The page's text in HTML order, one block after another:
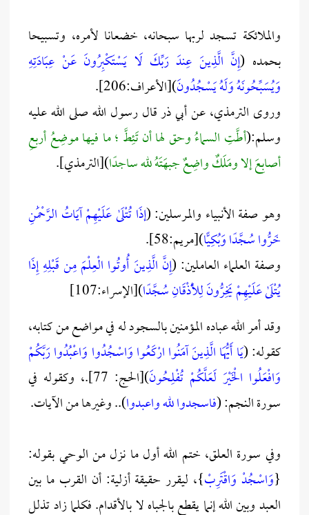
والملائكة تسجد لربها سبحانه، خضعانا لأمره، وتسبيحا
بحمده (إِنَّ الَّذِينَ عِندَ رَبِّكَ لَا يَسْتَكْبِرُونَ عَنْ عِبَادَتِهِ
وَيُسَبِّحُونَهُ وَلَهُ يَسْجُدُونَ)[الأعراف:206].
وروى الترمذي، عن أبي ذر قال رسول الله صلى الله عليه
وسلم:(أطَّتِ السماءُ وحق لها أن تَئِطَّ ؛ ما فيها موضِعُ أربعِ
أصابِعَ إلا ومَلَكٌ واضِعٌ جبهَتَهُ لله ساجدًا)[الترمذي].
وهو صفة الأنبياء والمرسلين: (إذَا تُتْلَىٰ عَلَيْهِمْ آيَاتُ الرَّحْمَٰنِ
خَرُّوا سُجَّدًا وَبُكِيًّا)[مريم:58].
وصفة العلماء العاملين: (إِنَّ الَّذِينَ أُوتُوا الْعِلْمَ مِن قَبْلِهِ إِذَا
يُتْلَىٰ عَلَيْهِمْ يَخِرُّونَ لِلْأَذْقَانِ سُجَّدًا)[الإسراء:107]
وقد أمر الله عباده المؤمنين بالسجود له في مواضع من كتابه،
كقوله: (يَا أَيُّهَا الَّذِينَ آمَنُوا ارْكَعُوا وَاسْجُدُوا وَاعْبُدُوا رَبَّكُمْ
وَافْعَلُوا الْخَيْرَ لَعَلَّكُمْ تُفْلِحُونَ
)[الحج: 77].، وكقوله في
سورة النجم: (فاسجدوا لله واعبدوا).. وغيرها من الآيات.
وفي سورة العلق، ختم الله أول ما نزل من الوحي بقوله:
{وَاسْجُدْ وَاقْتَرِبْ}، ليقرر حقيقة أزلية: أن القرب ما بين
العبد وبين الله إنما يقطع بالجباه لا بالأقدام. فكلما زاد تذلل